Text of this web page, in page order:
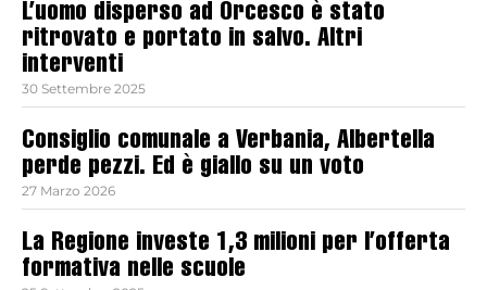
L’uomo disperso ad Orcesco è stato
ritrovato e portato in salvo. Altri
interventi
30 Settembre 2025
Consiglio comunale a Verbania, Albertella
perde pezzi. Ed è giallo su un voto
27 Marzo 2026
La Regione investe 1,3 milioni per l’offerta
formativa nelle scuole